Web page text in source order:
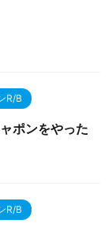
R/B
ポンをやった
R/B